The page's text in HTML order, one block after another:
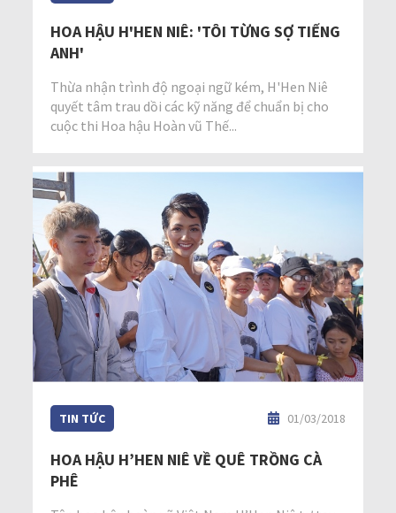
HOA HẬU H'HEN NIÊ: 'TÔI TỪNG SỢ TIẾNG
ANH'
Thừa nhận trình độ ngoại ngữ kém, H'Hen Niê
quyết tâm trau dồi các kỹ năng để chuẩn bị cho
cuộc thi Hoa hậu Hoàn vũ Thế...
TIN TỨC 01/03/2018
HOA HẬU H’HEN NIÊ VỀ QUÊ TRỒNG CÀ
PHÊ